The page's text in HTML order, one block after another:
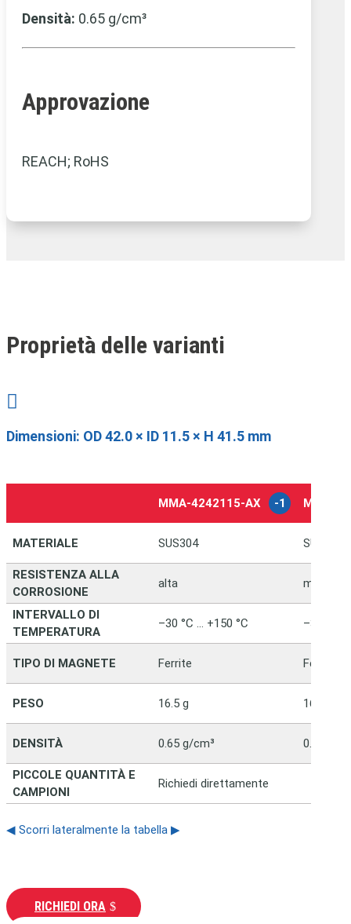
Densità: 0.65 g/cm³
Approvazione
REACH; RoHS
Proprietà delle varianti

Dimensioni: OD 42.0 × ID 11.5 × H 41.5 mm
MMA-4242115-AX -1 MMA-
MATERIALE SUS304 SUS316L
RESISTENZA ALLA
CORROSIONE
alta molto
INTERVALLO DI
TEMPERATURA
–30 °C … +150 °C –30 °C
TIPO DI MAGNETE Ferrite Ferrite
PESO 16.5 g 16.5 g
DENSITÀ 0.65 g/cm³ 0.65 g/
PICCOLE QUANTITÀ E
CAMPIONI
Richiedi direttamente
◀ Scorri lateralmente la tabella ▶
RICHIEDI ORA